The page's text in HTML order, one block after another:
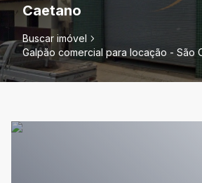
Caetano
Buscar imóvel
Galpão comercial para locação - São